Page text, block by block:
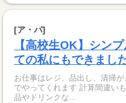
[ア・パ]
【高校生OK】シン
ての私にもできまし
お仕事はレジ、品出し、清掃
でやってくれます 計算間違い
品やドリンクな...